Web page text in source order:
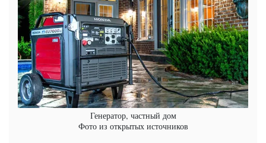
Генератор, частный дом
Фото из открытых источников